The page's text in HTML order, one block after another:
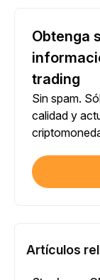
Obtenga
trading
Sin spam.
calidad y
Artículos